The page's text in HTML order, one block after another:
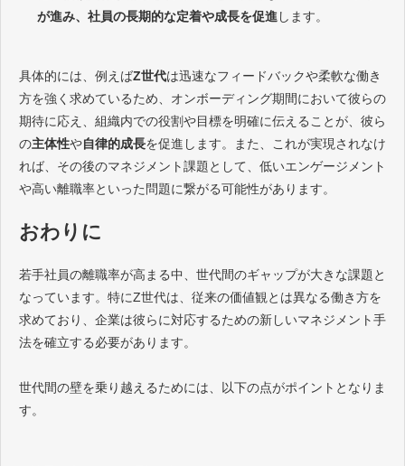
が進み、社員の長期的な定着や成長を促進します。
具体的には、例えばZ世代は迅速なフィードバックや柔軟な働き
方を強く求めているため、オンボーディング期間において彼らの
期待に応え、組織内での役割や目標を明確に伝えることが、彼ら
の主体性や自律的成長を促進します。また、これが実現されなけ
れば、その後のマネジメント課題として、低いエンゲージメント
や高い離職率といった問題に繋がる可能性があります。
おわりに
若手社員の離職率が高まる中、世代間のギャップが大きな課題と
なっています。特にZ世代は、従来の価値観とは異なる働き方を
求めており、企業は彼らに対応するための新しいマネジメント手
法を確立する必要があります。
世代間の壁を乗り越えるためには、以下の点がポイントとなりま
す。